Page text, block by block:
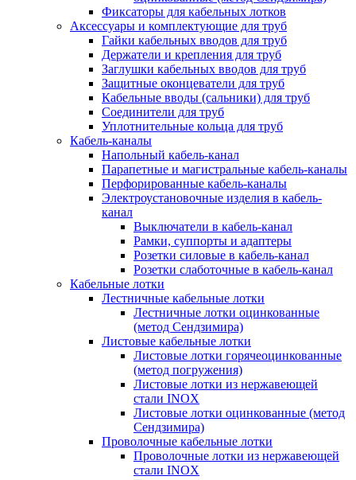
Фиксаторы для кабельных лотков
Аксессуары и комплектующие для труб
Гайки кабельных вводов для труб
Держатели и крепления для труб
Заглушки кабельных вводов для труб
Защитные оконцеватели для труб
Кабельные вводы (сальники) для труб
Соединители для труб
Уплотнительные кольца для труб
Кабель-каналы
Напольный кабель-канал
Парапетные и магистральные кабель-каналы
Перфорированные кабель-каналы
Электроустановочные изделия в кабель-
канал
Выключатели в кабель-канал
Рамки, суппорты и адаптеры
Розетки силовые в кабель-канал
Розетки слаботочные в кабель-канал
Кабельные лотки
Лестничные кабельные лотки
Лестничные лотки оцинкованные
(метод Сендзимира)
Листовые кабельные лотки
Листовые лотки горячеоцинкованные
(метод погружения)
Листовые лотки из нержавеющей
стали INOX
Листовые лотки оцинкованные (метод
Сендзимира)
Проволочные кабельные лотки
Проволочные лотки из нержавеющей
стали INOX